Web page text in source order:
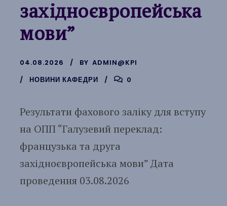
західноєвропейська
мови”
04.08.2026 BY ADMIN@KPI
НОВИНИ КАФЕДРИ
0
Результати фахового заліку для вступу
на ОПП “Галузевий переклад:
французька та друга
західноєвропейська мови” Дата
проведення 03.08.2026